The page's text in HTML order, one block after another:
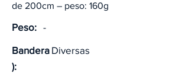
de 200cm – peso: 160g
Peso: -
Bandera
):
Diversas